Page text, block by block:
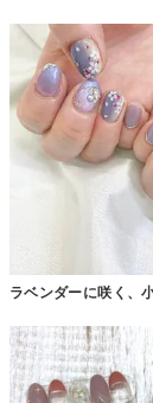
ラベンダーに咲く、